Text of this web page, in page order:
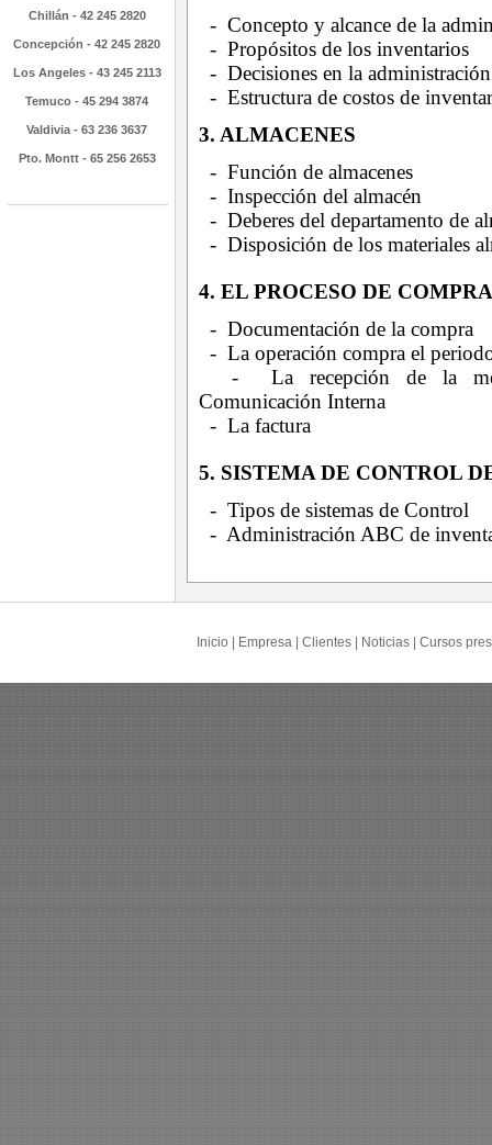
Chillán - 42 245 2820
Concepción - 42 245 2820
Los Angeles - 43 245 2113
Temuco - 45 294 3874
Valdivia - 63 236 3637
Pto. Montt - 65 256 2653
- Concepto y alcance de la
- Propósitos de los inventarios
- Decisiones en la
- Estructura de costos de
3. ALMACENES
- Función de almacenes
- Inspección del almacén
- Deberes del departamento de
- Disposición de los materiales
4. EL PROCESO DE
- Documentación de la compra
- La operación compra el
- La recepción de la
Comunicación Interna
- La factura
5. SISTEMA DE CONTROL
- Tipos de sistemas de Control
- Administración ABC de
Inicio Empresa Clientes Noticias Cursos